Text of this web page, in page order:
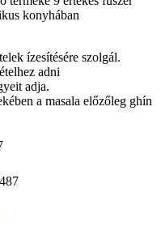
konyhában
ízesítésére szolgál.
adni
adja.
a masala előzőleg ghín